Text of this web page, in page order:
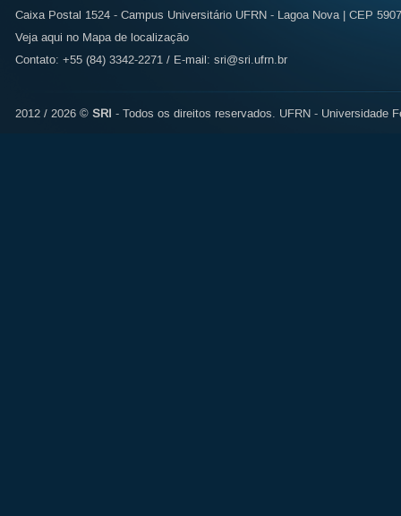
Caixa Postal 1524 - Campus Universitário UFRN - Lagoa Nova | CEP
Veja aqui no Mapa de localização
Contato: +55 (84) 3342-2271 / E-mail: sri@sri.ufrn.br
2012 / 2026 © SRI - Todos os direitos reservados. UFRN - Universidade